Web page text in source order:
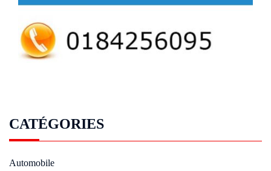
CATÉGORIES
Automobile